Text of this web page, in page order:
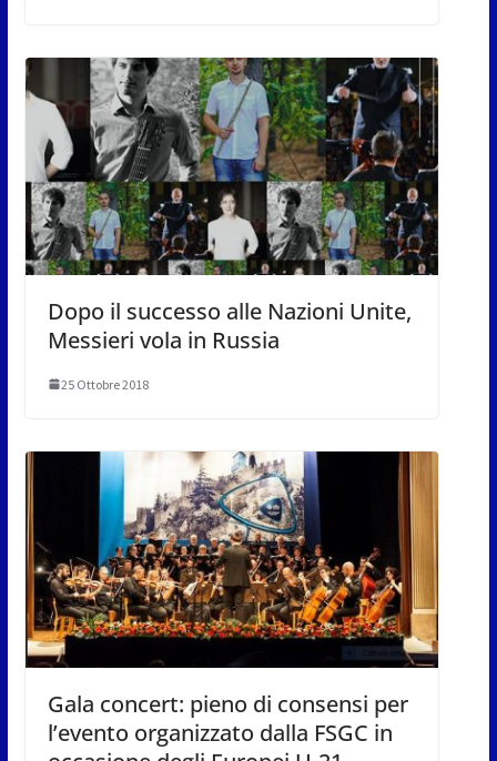
Dopo il successo alle Nazioni Unite,
Messieri vola in Russia
25 Ottobre 2018
Gala concert: pieno di consensi per
l’evento organizzato dalla FSGC in